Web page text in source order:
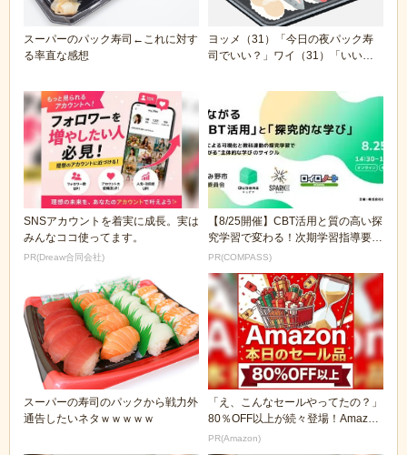
スーパーのパック寿司←これに対す
る率直な感想
ヨッメ（31）「今日の夜パック寿
司でいい？」ワイ（31）「いい
SNSアカウントを着実に成長。実は
みんなココ使ってます。
PR(Dreaw合同会社)
【8/25開催】CBT活用と質の高い探
究学習で変わる！次期学習指導要領
を見据えた...
PR(COMPASS)
スーパーの寿司のパックから戦力外
通告したいネタｗｗｗｗｗ
「え、こんなセールやってたの？」
80％OFF以上が続々登場！Amazon
の本気が...
PR(Amazon)